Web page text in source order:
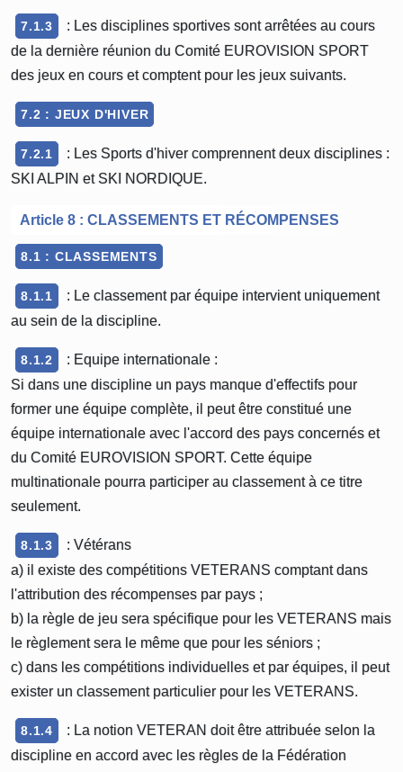
7.1.3
: Les disciplines sportives sont arrêtées au cours
de la dernière réunion du Comité EUROVISION SPORT
des jeux en cours et comptent pour les jeux suivants.
7.2 : JEUX D'HIVER
7.2.1
: Les Sports d'hiver comprennent deux disciplines :
SKI ALPIN et SKI NORDIQUE.
Article 8 : CLASSEMENTS ET RÉCOMPENSES
8.1 : CLASSEMENTS
8.1.1
: Le classement par équipe intervient uniquement
au sein de la discipline.
8.1.2
: Equipe internationale :
Si dans une discipline un pays manque d'effectifs pour
former une équipe complète, il peut être constitué une
équipe internationale avec l'accord des pays concernés et
du Comité EUROVISION SPORT. Cette équipe
multinationale pourra participer au classement à ce titre
seulement.
8.1.3
: Vétérans
a) il existe des compétitions VETERANS comptant dans
l'attribution des récompenses par pays ;
b) la règle de jeu sera spécifique pour les VETERANS mais
le règlement sera le même que pour les séniors ;
c) dans les compétitions individuelles et par équipes, il peut
exister un classement particulier pour les VETERANS.
8.1.4
: La notion VETERAN doit être attribuée selon la
discipline en accord avec les règles de la Fédération